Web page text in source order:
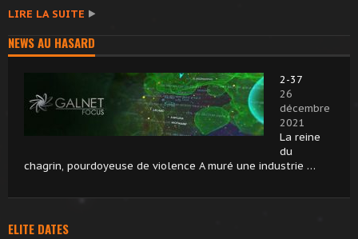
LIRE LA SUITE
NEWS AU HASARD
2-37
26
décembre
2021
La reine
du
chagrin, pourdoyeuse de violence A muré une industrie …
ELITE DATES